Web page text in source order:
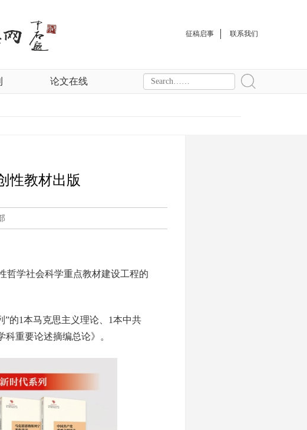
征稿启事 联系我们
论文在线
性教材出版
学社会科学重点教材建设工程的
的1本马克思主义理论、1本中共
重要论述摘编总论》。